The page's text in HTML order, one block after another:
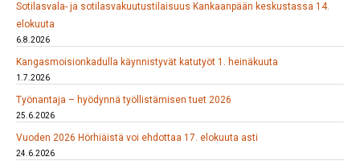
Sotilasvala- ja sotilasvakuutustilaisuus Kankaanpään keskustassa 14.
elokuuta
6.8.2026
Kangasmoisionkadulla käynnistyvät katutyöt 1. heinäkuuta
1.7.2026
Työnantaja – hyödynnä työllistämisen tuet 2026
25.6.2026
Vuoden 2026 Hörhiäistä voi ehdottaa 17. elokuuta asti
24.6.2026